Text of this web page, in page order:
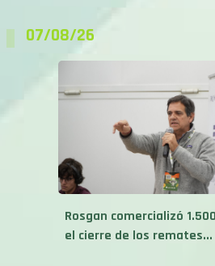
07/08/26
Rosgan comercializó
el cierre de los remates...